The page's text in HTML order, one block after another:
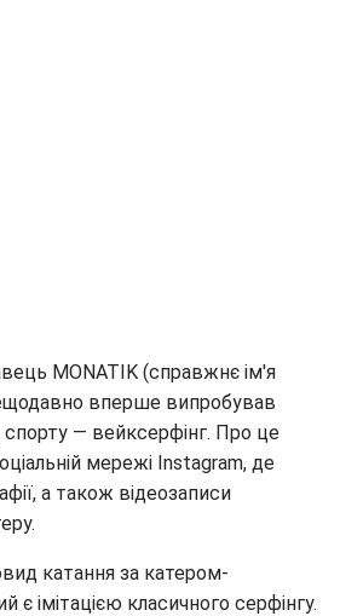
MONATIK (справжнє ім'я
вперше випробував
— вейксерфінг. Про це
мережі Instagram, де
а також відеозаписи
катання за катером-
імітацією класичного серфінгу.